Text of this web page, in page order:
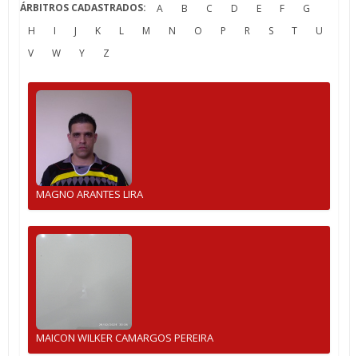
ÁRBITROS CADASTRADOS: A B C D E F
G
H
I J K L M N O P R S T
U
V
W Y Z
MAGNO ARANTES LIRA
MAICON WILKER CAMARGOS PEREIRA